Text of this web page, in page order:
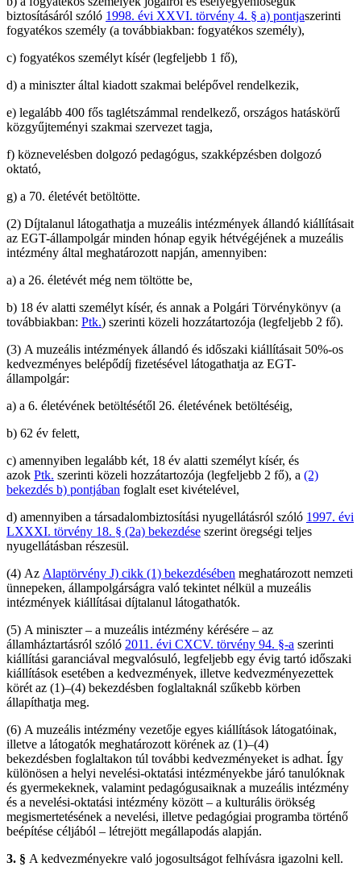
biztosításáról szóló 1998. évi XXVI. törvény 4. § a) pontjaszerinti
fogyatékos személy (a továbbiakban: fogyatékos személy),
c) fogyatékos személyt kísér (legfeljebb 1 fő),
d) a miniszter által kiadott szakmai belépővel rendelkezik,
e) legalább 400 fős taglétszámmal rendelkező, országos hatáskörű
közgyűjteményi szakmai szervezet tagja,
f) köznevelésben dolgozó pedagógus, szakképzésben dolgozó
oktató,
g) a 70. életévét betöltötte.
(2) Díjtalanul látogathatja a muzeális intézmények állandó kiállításait
az EGT-állampolgár minden hónap egyik hétvégéjének a muzeális
intézmény által meghatározott napján, amennyiben:
a) a 26. életévét még nem töltötte be,
b) 18 év alatti személyt kísér, és annak a Polgári Törvénykönyv (a
továbbiakban: Ptk.) szerinti közeli hozzátartozója (legfeljebb 2 fő).
(3) A muzeális intézmények állandó és időszaki kiállításait 50%-os
kedvezményes belépődíj fizetésével látogathatja az EGT-
állampolgár:
a) a 6. életévének betöltésétől 26. életévének betöltéséig,
b) 62 év felett,
c) amennyiben legalább két, 18 év alatti személyt kísér, és
azok Ptk. szerinti közeli hozzátartozója (legfeljebb 2 fő), a (2)
bekezdés b) pontjában foglalt eset kivételével,
d) amennyiben a társadalombiztosítási nyugellátásról szóló 1997. évi
LXXXI. törvény 18. § (2a) bekezdése szerint öregségi teljes
nyugellátásban részesül.
(4) Az Alaptörvény J) cikk (1) bekezdésében meghatározott nemzeti
ünnepeken, állampolgárságra való tekintet nélkül a muzeális
intézmények kiállításai díjtalanul látogathatók.
(5) A miniszter – a muzeális intézmény kérésére – az
államháztartásról szóló 2011. évi CXCV. törvény 94. §-a szerinti
kiállítási garanciával megvalósuló, legfeljebb egy évig tartó időszaki
kiállítások esetében a kedvezmények, illetve kedvezményezettek
körét az (1)–(4) bekezdésben foglaltaknál szűkebb körben
állapíthatja meg.
(6) A muzeális intézmény vezetője egyes kiállítások látogatóinak,
illetve a látogatók meghatározott körének az (1)–(4)
bekezdésben foglaltakon túl további kedvezményeket is adhat. Így
különösen a helyi nevelési-oktatási intézményekbe járó tanulóknak
és gyermekeknek, valamint pedagógusaiknak a muzeális intézmény
és a nevelési-oktatási intézmény között – a kulturális örökség
megismertetésének a nevelési, illetve pedagógiai programba történő
beépítése céljából – létrejött megállapodás alapján.
3. § A kedvezményekre való jogosultságot felhívásra igazolni kell.